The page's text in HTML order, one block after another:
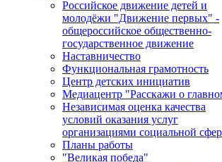
Российское движение детей и
молодёжи "Движение первых" -
общероссийское общественно-
государственное движение
Наставничество
Функциональная грамотность
Центр детских инициатив
Медиацентр "Расскажи о
Независимая оценка качества
условий оказания услуг
организациями социальной
Планы работы
"Великая победа"